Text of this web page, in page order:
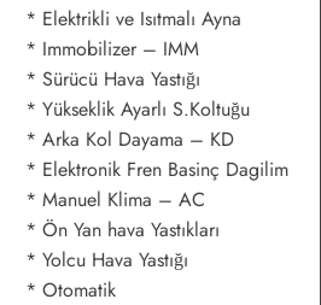
* Elektrikli ve Isıtmalı Ayna
* Immobilizer – IMM
* Sürücü Hava Yastığı
* Yükseklik Ayarlı S.Koltuğu
* Arka Kol Dayama – KD
* Elektronik Fren Basinç Dagilim
* Manuel Klima – AC
* Ön Yan hava Yastıkları
* Yolcu Hava Yastığı
* Otomatik